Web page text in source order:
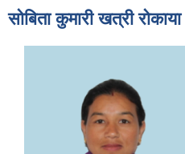
सोबिता कुमारी खत्री रोकाया